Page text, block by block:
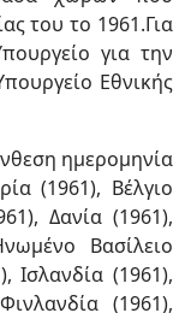
του το 1961.Για
για την
Εθνικής
ημερομηνία
(1961), Βέλγιο
Δανία (1961),
Βασίλειο
Ισλανδία (1961),
(1961),